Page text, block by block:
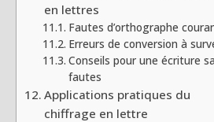
en lettres
Fautes d’orthographe
Erreurs de conversion à
Conseils pour une écriture
fautes
Applications pratiques du
chiffrage en lettre